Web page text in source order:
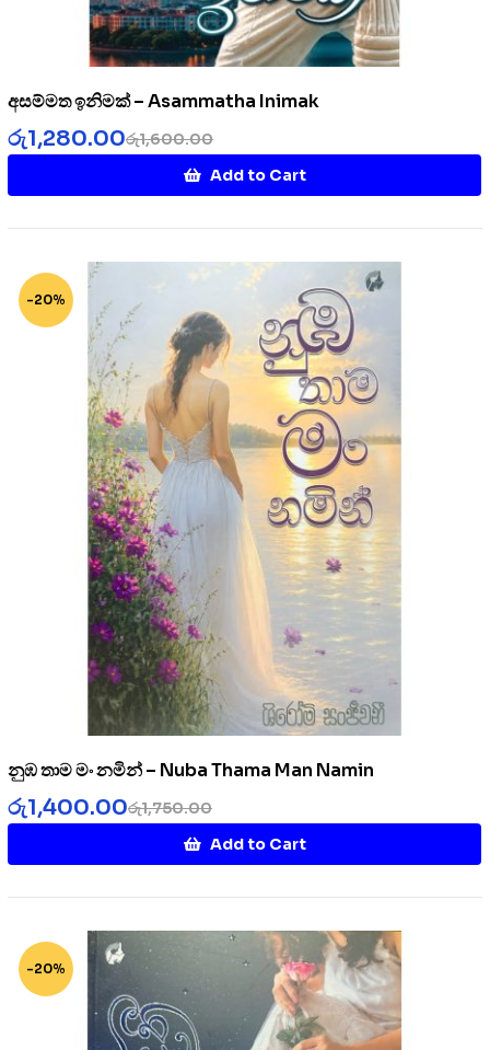
අසම්මත ඉනිමක් – Asammatha Inimak
රු1,600.00
රු1,280.00
Add to Cart
-20%
නුඹ තාම මං නමින් – Nuba Thama Man Namin
රු1,750.00
රු1,400.00
Add to Cart
-20%